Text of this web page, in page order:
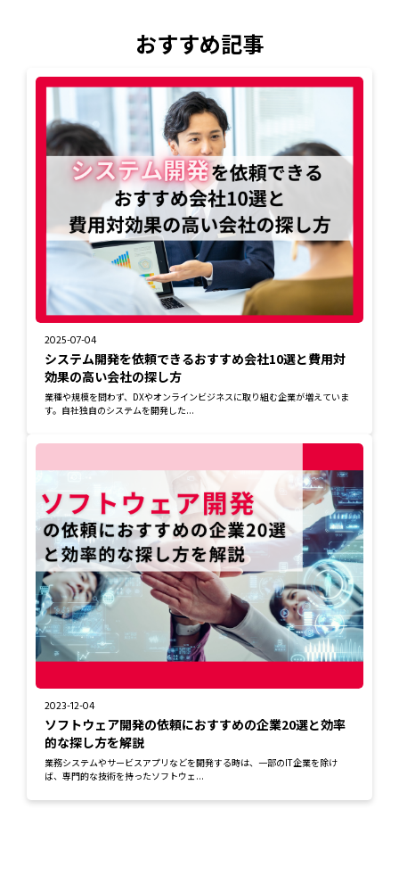
おすすめ記事
2025-07-04
システム開発を依頼できるおすすめ会社10選と費用対
効果の高い会社の探し方
業種や規模を問わず、DXやオンラインビジネスに取り組む企業が増えていま
す。自社独自のシステムを開発した...
2023-12-04
ソフトウェア開発の依頼におすすめの企業20選と効率
的な探し方を解説
業務システムやサービスアプリなどを開発する時は、一部のIT企業を除け
ば、専門的な技術を持ったソフトウェ...